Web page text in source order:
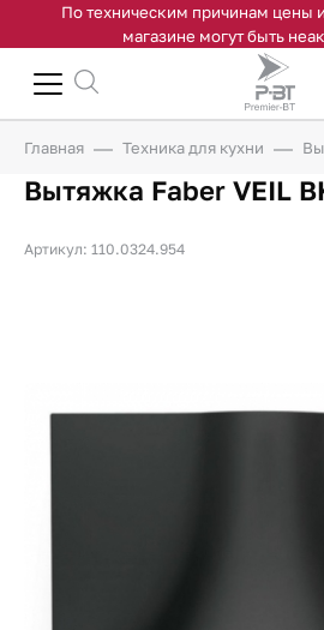
По техническим причинам цены
магазине могут быть
Главная Техника для кухни
Вытяжка Faber VEIL
Артикул: 110.0324.954